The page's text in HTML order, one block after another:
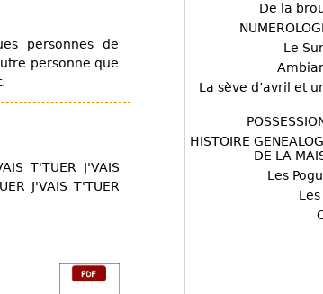
personnes de
personne que
T'TUER J'VAIS
J'VAIS T'TUER
De la
Le
La sève d’avril et
HISTOIRE
DE LA
Les